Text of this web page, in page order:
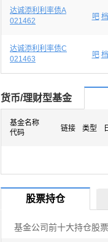
达诚添利利率债A
021462
吧
达诚添利利率债C
021463
吧
货币/理财型基金
基金名称
代码
链接 类型
股票持仓
基金公司前十大持仓股票